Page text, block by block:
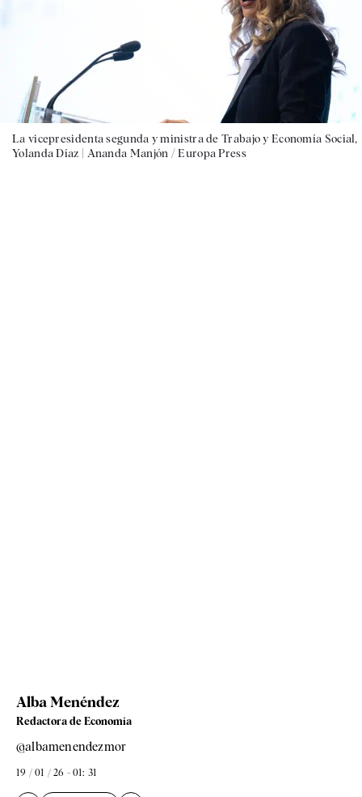
La vicepresidenta segunda y ministra de Trabajo y Economía Social,
Yolanda Díaz | Ananda Manjón / Europa Press
Alba Menéndez
Redactora de Economía
@albamenendezmor
19 / 01 / 26 - 01: 31